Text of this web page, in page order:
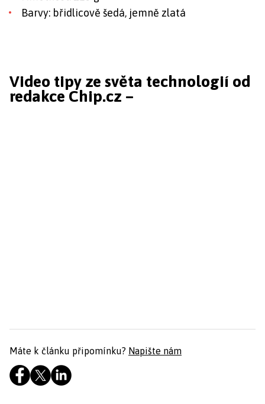
Barvy: břidlicově šedá, jemně zlatá
Video tipy ze světa technologií od
redakce Chip.cz –
Máte k článku připomínku? Napište nám